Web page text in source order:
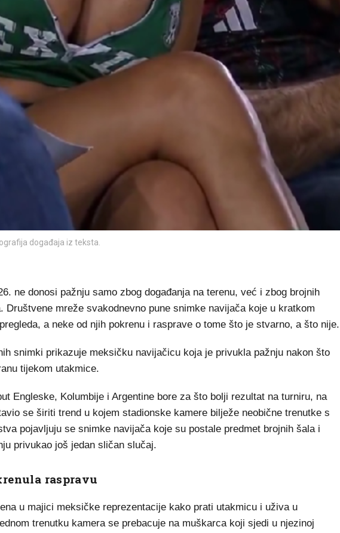
događaja iz teksta.
ne donosi pažnju samo zbog događanja na terenu, već i zbog brojnih
Društvene mreže svakodnevno pune snimke navijača koje u kratkom
a neke od njih pokrenu i rasprave o tome što je stvarno, a što nije.
snimki prikazuje meksičku navijačicu koja je privukla pažnju nakon što
tijekom utakmice.
Engleske, Kolumbije i Argentine bore za što bolji rezultat na turniru, na
se širiti trend u kojem stadionske kamere bilježe neobične trenutke s
pojavljuju se snimke navijača koje su postale predmet brojnih šala i
privukao još jedan sličan slučaj.
raspravu
u majici meksičke reprezentacije kako prati utakmicu i uživa u
trenutku kamera se prebacuje na muškarca koji sjedi u njezinoj